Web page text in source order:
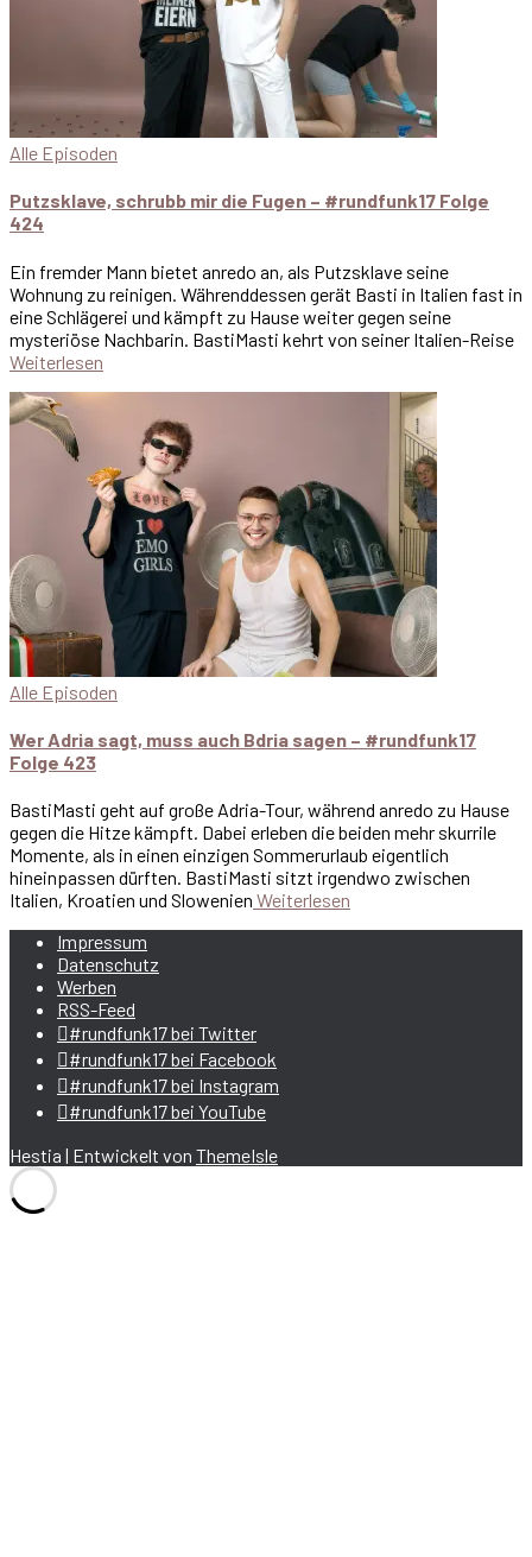
Alle Episoden
Putzsklave, schrubb mir die Fugen – #rundfunk17 Folge
424
Ein fremder Mann bietet anredo an, als Putzsklave seine
Wohnung zu reinigen. Währenddessen gerät Basti in Italien fast in
eine Schlägerei und kämpft zu Hause weiter gegen seine
mysteriöse Nachbarin. BastiMasti kehrt von seiner Italien-Reise
Weiterlesen
Alle Episoden
Wer Adria sagt, muss auch Bdria sagen – #rundfunk17
Folge 423
BastiMasti geht auf große Adria-Tour, während anredo zu Hause
gegen die Hitze kämpft. Dabei erleben die beiden mehr skurrile
Momente, als in einen einzigen Sommerurlaub eigentlich
hineinpassen dürften. BastiMasti sitzt irgendwo zwischen
Italien, Kroatien und Slowenien Weiterlesen
Impressum
Datenschutz
Werben
RSS-Feed
#rundfunk17 bei Twitter
#rundfunk17 bei Facebook
#rundfunk17 bei Instagram
#rundfunk17 bei YouTube
Hestia | Entwickelt von ThemeIsle